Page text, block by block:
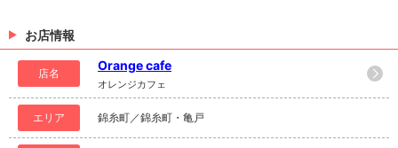
お店情報
店名
Orange cafe
オレンジカフェ
エリア 錦糸町／錦糸町・亀戸